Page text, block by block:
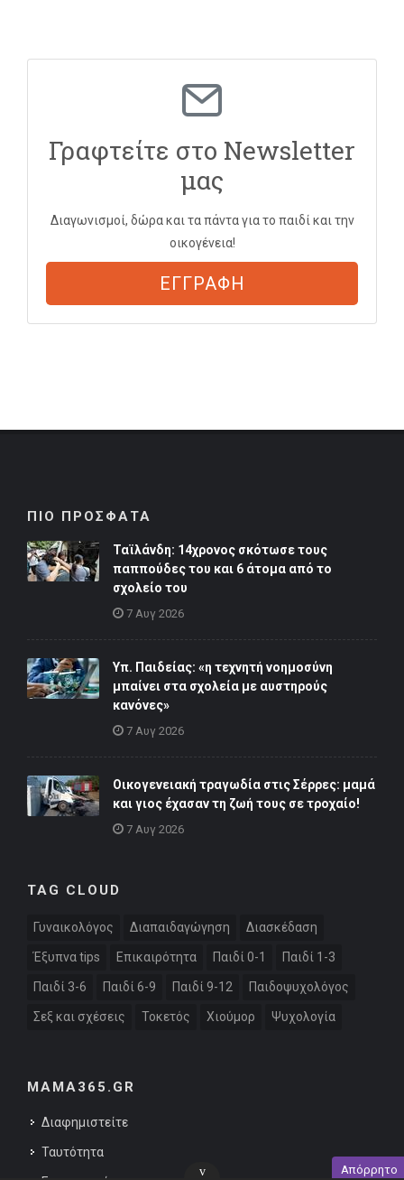
Γραφτείτε στο Newsletter
μας
Διαγωνισμοί, δώρα και τα πάντα για το παιδί και την
οικογένεια!
ΕΓΓΡΑΦΗ
ΠΙΟ ΠΡΟΣΦΑΤΑ
Ταϊλάνδη: 14χρονος σκότωσε τους
παππούδες του και 6 άτομα από το
σχολείο του
7 Αυγ 2026
Υπ. Παιδείας: «η τεχνητή νοημοσύνη
μπαίνει στα σχολεία με αυστηρούς
κανόνες»
7 Αυγ 2026
Οικογενειακή τραγωδία στις Σέρρες: μαμά
και γιος έχασαν τη ζωή τους σε τροχαίο!
7 Αυγ 2026
TAG CLOUD
Γυναικολόγος Διαπαιδαγώγηση Διασκέδαση
Έξυπνα tips Επικαιρότητα Παιδί 0-1 Παιδί 1-3
Παιδί 3-6 Παιδί 6-9 Παιδί 9-12 Παιδοψυχολόγος
Σεξ και σχέσεις Τοκετός Χιούμορ Ψυχολογία
MAMA365.GR
Διαφημιστείτε
Ταυτότητα
Απόρρητο
v